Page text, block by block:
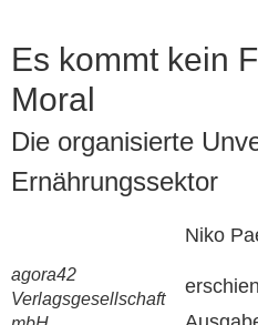
Es kommt kein
Moral
Die organisierte
Ernährungssektor
agora42
Verlagsgesellschaft
Niko